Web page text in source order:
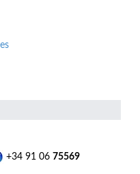
+34 91 06 75569